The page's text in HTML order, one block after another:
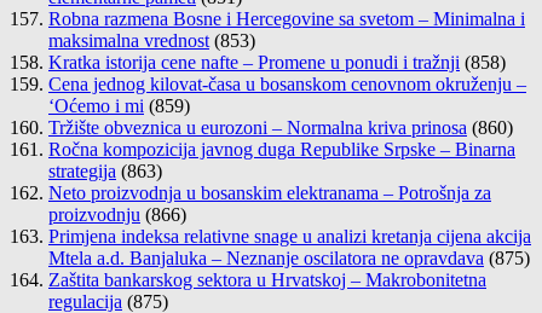
Robna razmena Bosne i Hercegovine sa svetom – Minimalna i
maksimalna vrednost (853)
Kratka istorija cene nafte – Promene u ponudi i tražnji (858)
Cena jednog kilovat-časa u bosanskom cenovnom okruženju –
‘Oćemo i mi (859)
Tržište obveznica u eurozoni – Normalna kriva prinosa (860)
Ročna kompozicija javnog duga Republike Srpske – Binarna
strategija (863)
Neto proizvodnja u bosanskim elektranama – Potrošnja za
proizvodnju (866)
Primjena indeksa relativne snage u analizi kretanja cijena akcija
Mtela a.d. Banjaluka – Neznanje oscilatora ne opravdava (875)
Zaštita bankarskog sektora u Hrvatskoj – Makrobonitetna
regulacija (875)